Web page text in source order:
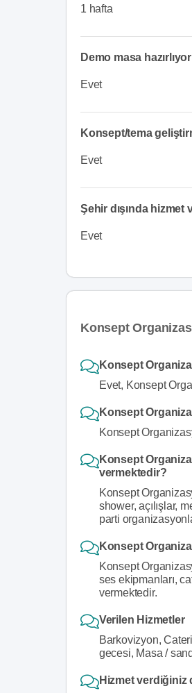
1 hafta
Demo masa
Evet
Konsept/tema
Evet
Şehir dışında hizmet
Evet
Konsept
Konsept
Evet, Konsept
Konsept
Konsept
Konsept
vermektedir?
Konsept
shower, açılışlar,
parti
Konsept
Konsept
ses ekipmanları,
vermektedir.
Verilen Hizmetler
Barkovizyon,
gecesi, Masa /
Hizmet verdiğiniz